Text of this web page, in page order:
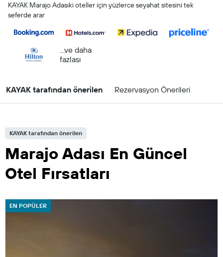
KAYAK Marajo Adasıki oteller için yüzlerce seyahat sitesini tek
seferde arar
...ve daha
fazlası
KAYAK tarafından önerilen Rezervasyon Önerileri
KAYAK tarafından önerilen
Marajo Adası En Güncel
Otel Fırsatları
EN POPÜLER